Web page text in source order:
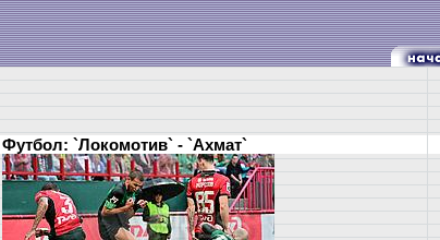
Футбол: `Локомотив` - `Ахмат`